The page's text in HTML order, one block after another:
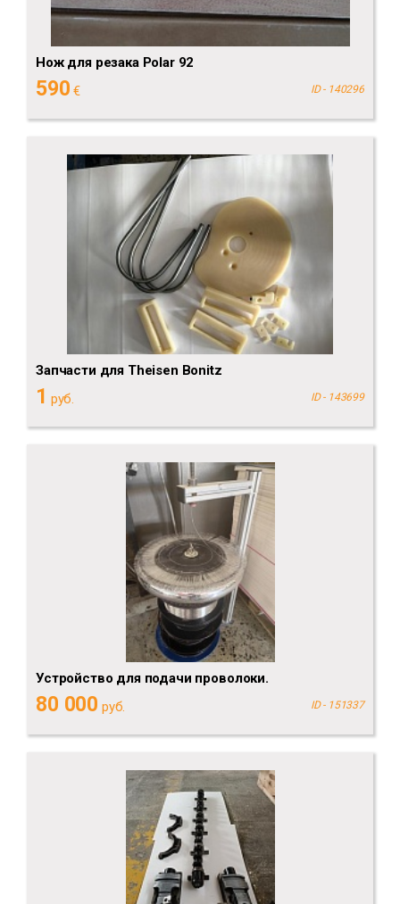
Нож для резака Polar 92
590 € ID - 140296
Запчасти для Theisen Bonitz
1 руб. ID - 143699
Устройство для подачи проволоки.
80 000 руб. ID - 151337